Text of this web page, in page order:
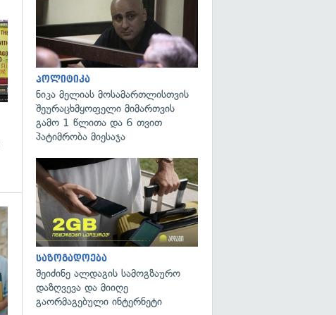
გადახედვა
პოლიტიკა
ნიკა მელიას მოსამართლისთვის
შეურაცხმყოფელი მიმართვის
გამო 1 წლითა და 6 თვით
პატიმრობა მიესაჯა
საზოგადოება
შეიძინე ალდაგის სამოგზაურო
დაზღვევა და მიიღე
გაორმაგებული ინტერნეტი